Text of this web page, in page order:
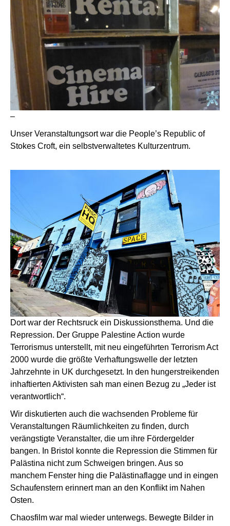
–
Unser Veranstaltungsort war die People’s Republic of
Stokes Croft, ein selbstverwaltetes Kulturzentrum.
Dort war der Rechtsruck ein Diskussionsthema. Und die
Repression. Der Gruppe Palestine Action wurde
Terrorismus unterstellt, mit neu eingeführten Terrorism Act
2000 wurde die größte Verhaftungswelle der letzten
Jahrzehnte in UK durchgesetzt. In den hungerstreikenden
inhaftierten Aktivisten sah man einen Bezug zu „Jeder ist
verantwortlich“.
Wir diskutierten auch die wachsenden Probleme für
Veranstaltungen Räumlichkeiten zu finden, durch
verängstigte Veranstalter, die um ihre Fördergelder
bangen. In Bristol konnte die Repression die Stimmen für
Palästina nicht zum Schweigen bringen. Aus so
manchem Fenster hing die Palästinaflagge und in eingen
Schaufenstern erinnert man an den Konflikt im Nahen
Osten.
Chaosfilm war mal wieder unterwegs. Bewegte Bilder in